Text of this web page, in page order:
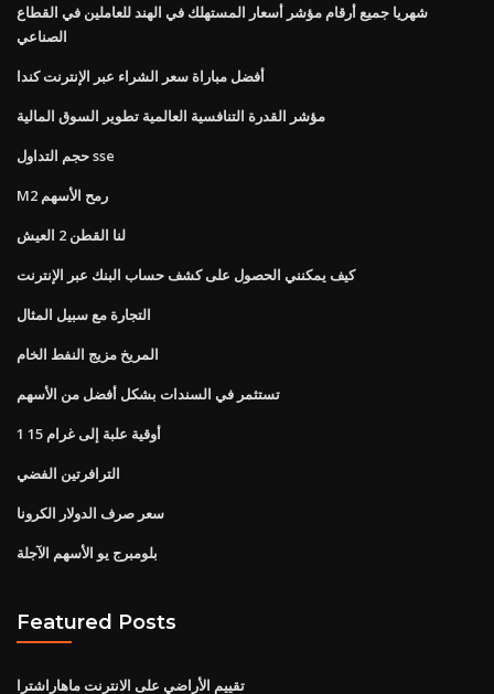
شهريا جميع أرقام مؤشر أسعار المستهلك في الهند للعاملين في القطاع
الصناعي
أفضل مباراة سعر الشراء عبر الإنترنت كندا
مؤشر القدرة التنافسية العالمية تطوير السوق المالية
حجم التداول sse
M2 رمح الأسهم
لنا القطن 2 العيش
كيف يمكنني الحصول على كشف حساب البنك عبر الإنترنت
التجارة مع سبيل المثال
المريخ مزيج النفط الخام
تستثمر في السندات بشكل أفضل من الأسهم
1 15 أوقية علبة إلى غرام
الترافرتين الفضي
سعر صرف الدولار الكرونا
بلومبرج يو الأسهم الآجلة
Featured Posts
تقييم الأراضي على الانترنت ماهاراشترا